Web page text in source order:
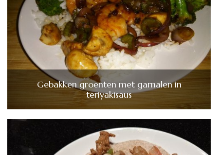
Gebakken groenten met garnalen in
teriyakisaus